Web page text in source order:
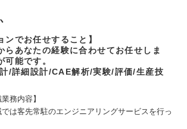
ンでお任せすること】
らあなたの経験に合わせてお任せしま
可能です。
/詳細設計/CAE解析/実験/評価/生産技
務内容】
は客先常駐のエンジニアリングサービスを行っ